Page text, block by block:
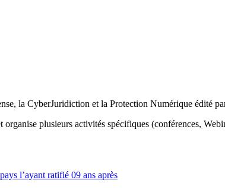
la CyberJuridiction et la Protection Numérique édité
plusieurs activités spécifiques (conférences,
l’ayant ratifié 09 ans après